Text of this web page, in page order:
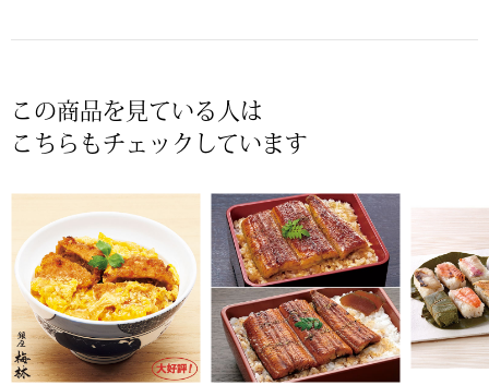
ルメールオマージュウオッチ
ランド
集
和装
和装小物
この商品を見ている人は
こちらもチェックしています